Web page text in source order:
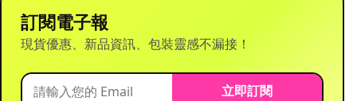
訂閱電子報
現貨優惠、新品資訊、包裝靈感不漏接！
立即訂閱